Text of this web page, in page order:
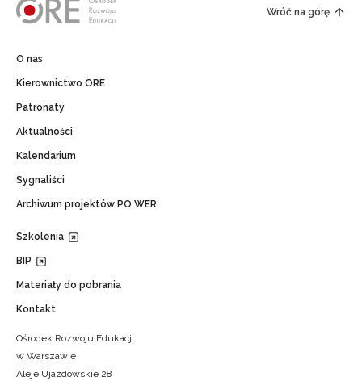
Wróć na górę
O nas
Kierownictwo ORE
Patronaty
Aktualności
Kalendarium
Sygnaliści
Archiwum projektów PO WER
Szkolenia
BIP
Materiały do pobrania
Kontakt
Ośrodek Rozwoju Edukacji
w Warszawie
Aleje Ujazdowskie 28